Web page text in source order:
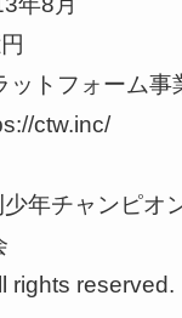
ットフォーム事
ctw.inc/
年チャンピオ
rights reserved.